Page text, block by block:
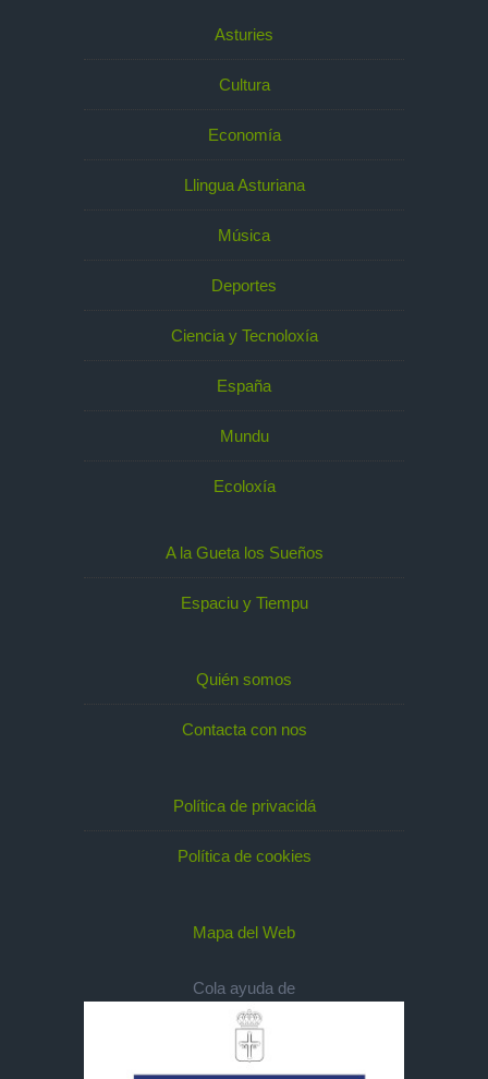
Asturies
Cultura
Economía
Llingua Asturiana
Música
Deportes
Ciencia y Tecnoloxía
España
Mundu
Ecoloxía
A la Gueta los Sueños
Espaciu y Tiempu
Quién somos
Contacta con nos
Política de privacidá
Política de cookies
Mapa del Web
Cola ayuda de